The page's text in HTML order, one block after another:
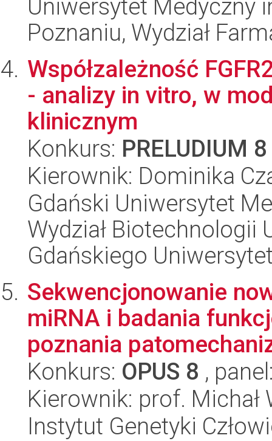
Uniwersytet Medyczny
Poznaniu, Wydział
Współzależność
- analizy in vitro, w
klinicznym
Konkurs: PRELUDIUM 8
Kierownik: Dominika
Gdański Uniwersytet
Wydział Biotechnologii
Gdańskiego
Sekwencjonowanie
miRNA i badania
poznania
Konkurs: OPUS 8 ,
Kierownik: prof. Michał
Instytut Genetyki